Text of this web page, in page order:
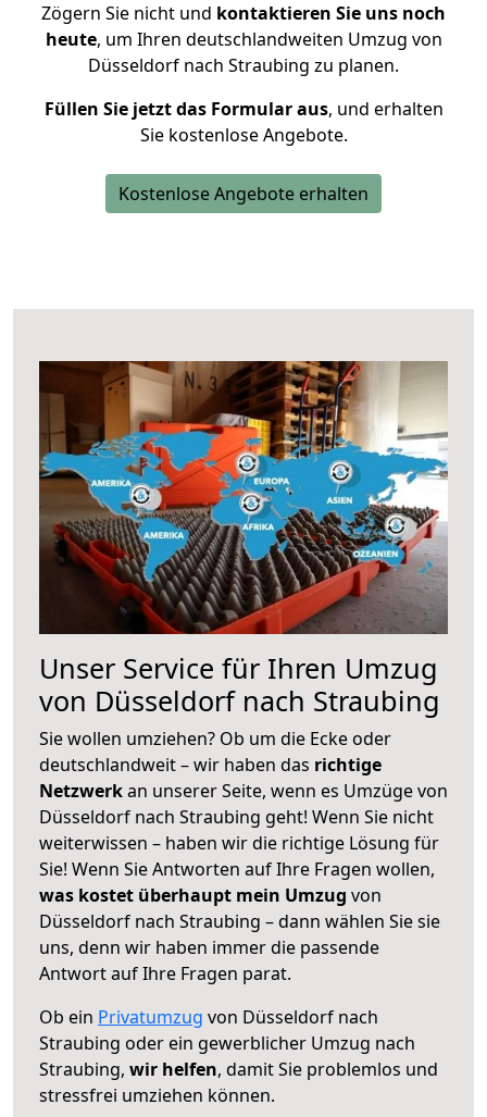
Zögern Sie nicht und kontaktieren Sie uns noch
heute, um Ihren deutschlandweiten Umzug von
Düsseldorf nach Straubing zu planen.
Füllen Sie jetzt das Formular aus, und erhalten
Sie kostenlose Angebote.
Kostenlose Angebote erhalten
Unser Service für Ihren Umzug
von Düsseldorf nach Straubing
Sie wollen umziehen? Ob um die Ecke oder
deutschlandweit – wir haben das richtige
Netzwerkan unserer Seite, wenn es Umzüge von
Düsseldorf nach Straubing geht! Wenn Sie nicht
weiterwissen – haben wir die richtige Lösung für
Sie! Wenn Sie Antworten auf Ihre Fragen wollen,
was kostet überhaupt mein Umzug von
Düsseldorf nach Straubing – dann wählen Sie sie
uns, denn wir haben immer die passende
Antwort auf Ihre Fragen parat.
Ob ein Privatumzug von Düsseldorf nach
Straubing oder ein gewerblicher Umzug nach
Straubing, wir helfen, damit Sie problemlos und
stressfrei umziehen können.